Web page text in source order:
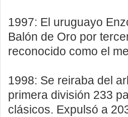
1997: El uruguayo
Balón de Oro por
reconocido como el
1998: Se reiraba del
primera división 233
clásicos. Expulsó a